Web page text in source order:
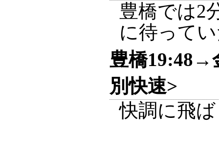
豊橋では2
に待って
豊橋19:48→
別快速>
快調に飛